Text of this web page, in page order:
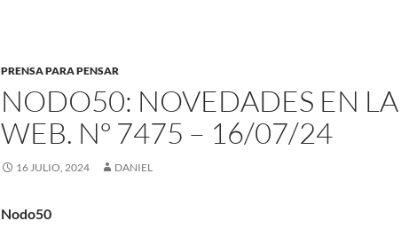
PRENSA PARA PENSAR
NODO50: NOVEDADES EN LA
WEB. Nº 7475 – 16/07/24
16 JULIO, 2024 DANIEL
Nodo50